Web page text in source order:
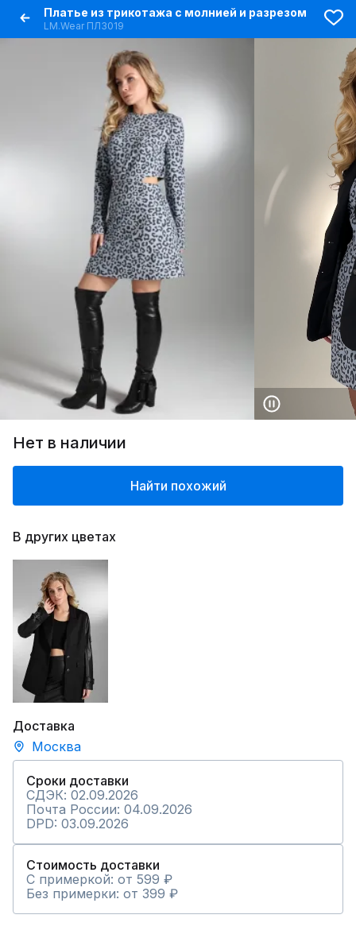
Платье из трикотажа с молнией и разрезом
LM.Wear ПЛ3019
Нет в наличии
Найти похожий
В других цветах
Доставка
Москва
Сроки доставки
СДЭК: 02.09.2026
Почта России: 04.09.2026
DPD: 03.09.2026
Стоимость доставки
С примеркой: от 599 ₽
Без примерки: от 399 ₽